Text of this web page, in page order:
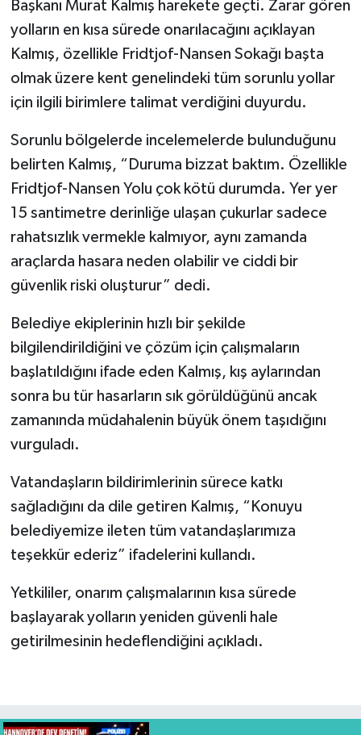
Başkanı Murat Kalmış harekete geçti. Zarar gören
yolların en kısa sürede onarılacağını açıklayan
Kalmış, özellikle Fridtjof-Nansen Sokağı başta
olmak üzere kent genelindeki tüm sorunlu yollar
için ilgili birimlere talimat verdiğini duyurdu.
Sorunlu bölgelerde incelemelerde bulunduğunu
belirten Kalmış, “Duruma bizzat baktım. Özellikle
Fridtjof-Nansen Yolu çok kötü durumda. Yer yer
15 santimetre derinliğe ulaşan çukurlar sadece
rahatsızlık vermekle kalmıyor, aynı zamanda
araçlarda hasara neden olabilir ve ciddi bir
güvenlik riski oluşturur” dedi.
Belediye ekiplerinin hızlı bir şekilde
bilgilendirildiğini ve çözüm için çalışmaların
başlatıldığını ifade eden Kalmış, kış aylarından
sonra bu tür hasarların sık görüldüğünü ancak
zamanında müdahalenin büyük önem taşıdığını
vurguladı.
Vatandaşların bildirimlerinin sürece katkı
sağladığını da dile getiren Kalmış, “Konuyu
belediyemize ileten tüm vatandaşlarımıza
teşekkür ederiz” ifadelerini kullandı.
Yetkililer, onarım çalışmalarının kısa sürede
başlayarak yolların yeniden güvenli hale
getirilmesinin hedeflendiğini açıkladı.